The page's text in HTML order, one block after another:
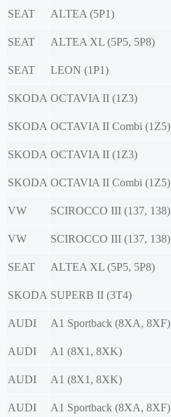
SEAT
ALTEA (5P1)
SEAT
ALTEA XL (5P5, 5P8)
SEAT
LEON (1P1)
SKODA OCTAVIA II (1Z3)
SKODA OCTAVIA II Combi (1Z5)
SKODA OCTAVIA II (1Z3)
SKODA OCTAVIA II Combi (1Z5)
VW
SCIROCCO III (137, 138)
VW
SCIROCCO III (137, 138)
SEAT
ALTEA XL (5P5, 5P8)
SKODA SUPERB II (3T4)
AUDI
A1 Sportback (8XA, 8XF)
AUDI
A1 (8X1, 8XK)
AUDI
A1 (8X1, 8XK)
AUDI
A1 Sportback (8XA, 8XF)